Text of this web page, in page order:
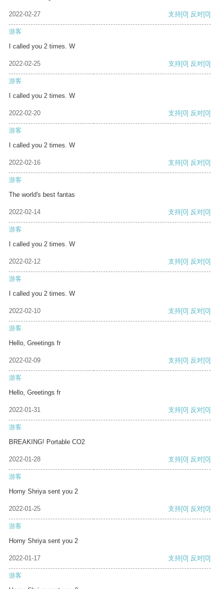
2022-02-27 支持[0] 反对[0]
游客
I called you 2 times. W
2022-02-25 支持[0] 反对[0]
游客
I called you 2 times. W
2022-02-20 支持[0] 反对[0]
游客
I called you 2 times. W
2022-02-16 支持[0] 反对[0]
游客
The world's best fantas
2022-02-14 支持[0] 反对[0]
游客
I called you 2 times. W
2022-02-12 支持[0] 反对[0]
游客
I called you 2 times. W
2022-02-10 支持[0] 反对[0]
游客
Hello, Greetings fr
2022-02-09 支持[0] 反对[0]
游客
Hello, Greetings fr
2022-01-31 支持[0] 反对[0]
游客
BREAKING! Portable CO2
2022-01-28 支持[0] 反对[0]
游客
Horny Shriya sent you 2
2022-01-25 支持[0] 反对[0]
游客
Horny Shriya sent you 2
2022-01-17 支持[0] 反对[0]
游客